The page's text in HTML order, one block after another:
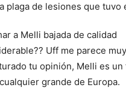
plaga de lesiones que tuvo
a Melli bajada de calidad
Uff me parece
tu opinión, Melli es un
grande de Europa.